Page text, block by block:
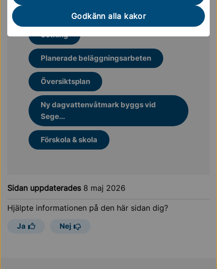
Godkänn alla kakor
Sotning
Planerade beläggningsarbeten
Översiktsplan
Ny dagvattenvåtmark byggs vid
Sege...
Förskola & skola
Sidan uppdaterades 8 maj 2026
Hjälpte informationen på den här sidan dig?
Ja Nej